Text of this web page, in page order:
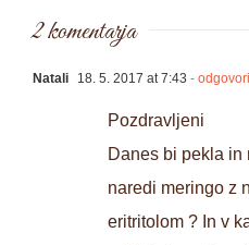
2 komentarja
Natali 18. 5. 2017 at 7:43 - odgovori
Pozdravljeni
Danes bi pekla in
naredi meringo z
eritritolom ? In v